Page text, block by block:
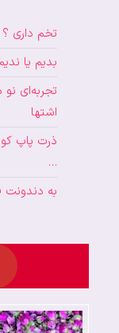
تخم داری ؟
بدیم یا
تجربه‌ای
اشتها
ذرت پاپ
…
به دندونت